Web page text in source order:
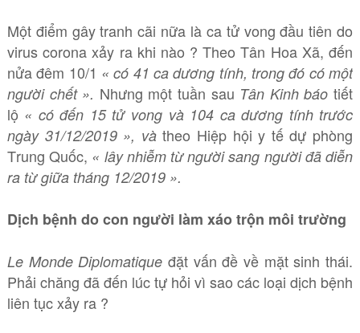
Một điểm gây tranh cãi nữa là ca tử vong đầu tiên do
virus corona xảy ra khi nào ? Theo Tân Hoa Xã, đến
nửa đêm 10/1 « có 41 ca dương tính, trong đó có một
người chết ». Nhưng một tuần sau Tân Kinh báo tiết
lộ « có đến 15 tử vong và 104 ca dương tính trước
ngày 31/12/2019 », vàtheo Hiệp hội y tế dự phòng
Trung Quốc, « lây nhiễm từ người sang người đã diễn
ra từ giữa tháng 12/2019 ».
Dịch bệnh do con người làm xáo trộn môi trường
Le Monde Diplomatique đặt vấn đề về mặt sinh thái.
Phải chăng đã đến lúc tự hỏi vì sao các loại dịch bệnh
liên tục xảy ra ?